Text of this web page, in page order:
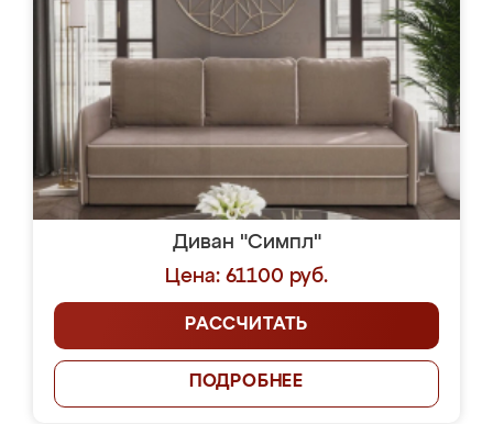
Диван "Симпл"
Цена: 61100 руб.
РАССЧИТАТЬ
ПОДРОБНЕЕ